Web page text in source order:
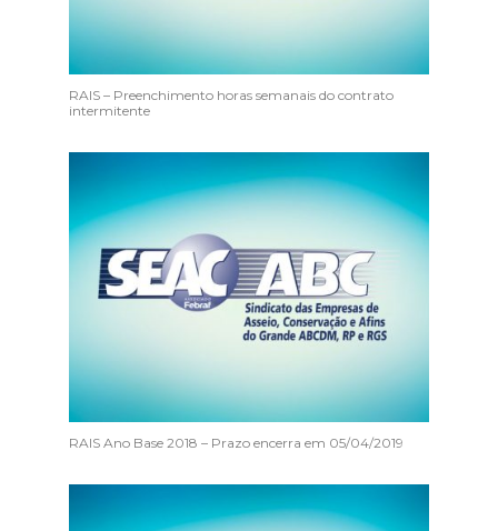
RAIS – Preenchimento horas semanais do contrato
intermitente
RAIS Ano Base 2018 – Prazo encerra em 05/04/2019